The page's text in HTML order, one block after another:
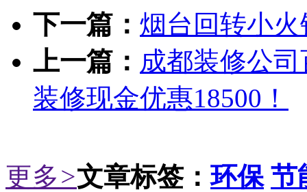
下一篇： 烟台回转小
上一篇： 成都装修公
装修现金优惠18500！
更多>文章标签：环保 节